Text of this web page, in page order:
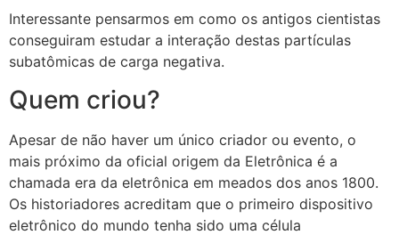
Interessante pensarmos em como os antigos cientistas
conseguiram estudar a interação destas partículas
subatômicas de carga negativa.
Quem criou?
Apesar de não haver um único criador ou evento, o
mais próximo da oficial origem da Eletrônica é a
chamada era da eletrônica em meados dos anos 1800.
Os historiadores acreditam que o primeiro dispositivo
eletrônico do mundo tenha sido uma célula